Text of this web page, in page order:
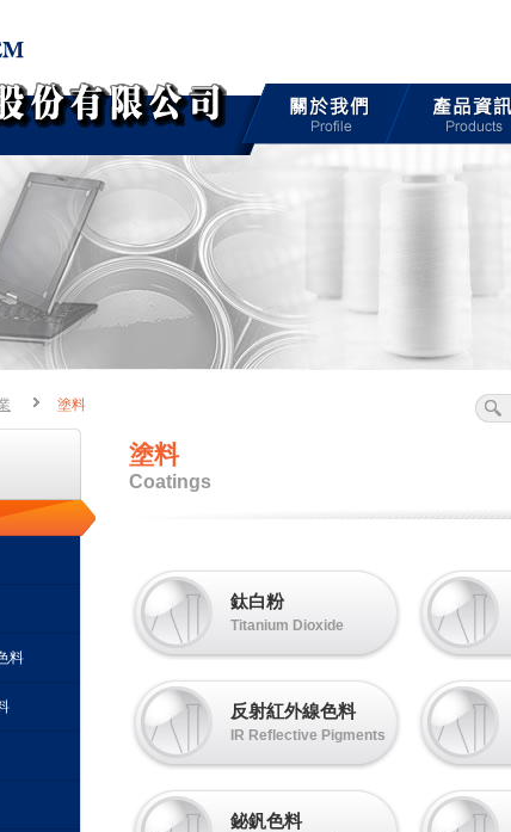
塗料
料
塗料
Coatings
鈦白粉
Titanium Dioxide
反射紅外線色料
IR Reflective Pigments
鉍釩色料